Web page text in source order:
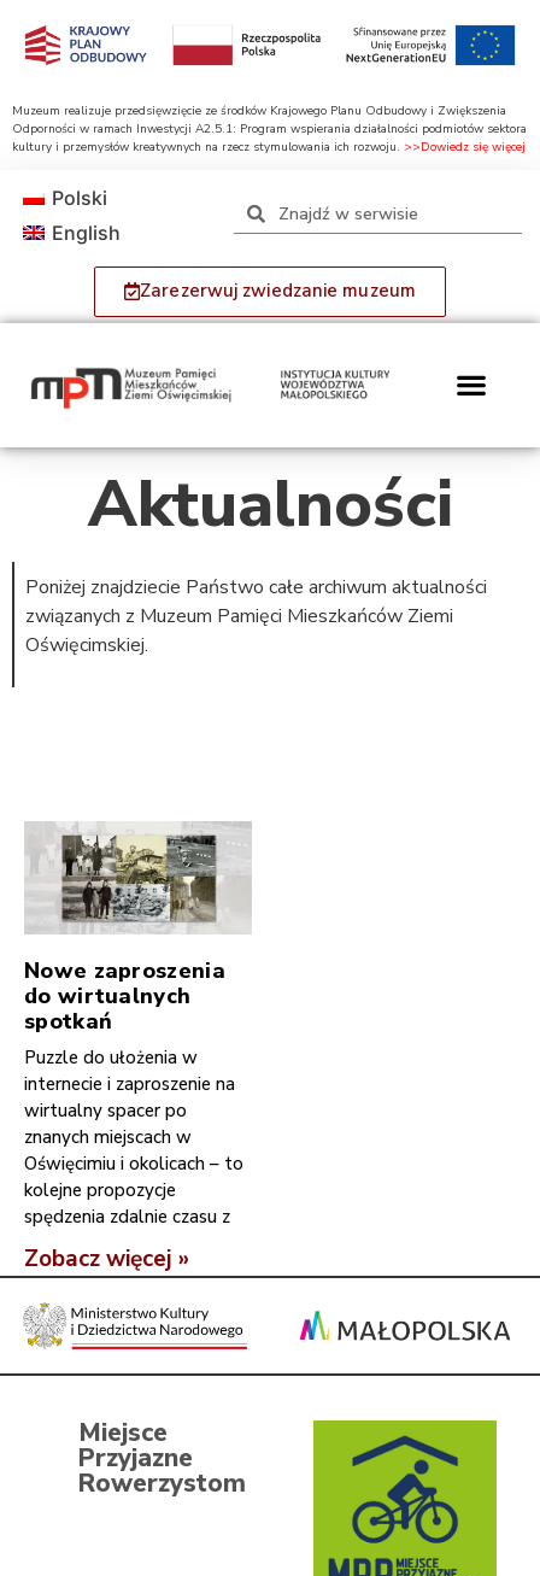
Muzeum realizuje przedsięwzięcie ze środków Krajowego Planu Odbudowy i Zwiększenia
Odporności w ramach Inwestycji A2.5.1: Program wspierania działalności podmiotów sektora
kultury i przemysłów kreatywnych na rzecz stymulowania ich rozwoju. >>Dowiedz się więcej
Zarezerwuj zwiedzanie muzeum
Polski
English
Aktualności
Poniżej znajdziecie Państwo całe archiwum aktualności
związanych z Muzeum Pamięci Mieszkańców Ziemi
Oświęcimskiej.
Nowe zaproszenia
do wirtualnych
spotkań
Puzzle do ułożenia w
internecie i zaproszenie na
wirtualny spacer po
znanych miejscach w
Oświęcimiu i okolicach – to
kolejne propozycje
spędzenia zdalnie czasu z
Zobacz więcej »
Miejsce
Przyjazne
Rowerzystom